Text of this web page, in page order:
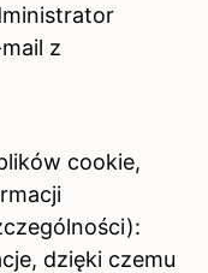
z
cookie,
dzięki czemu